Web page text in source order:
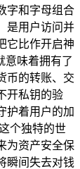
字和字母组合
是用户访问并
它比作开启神
意味着拥有了
币的转账、交
开私钥的验
护着用户的加
个独特的世
为资产安全保
瞬间失去对钱